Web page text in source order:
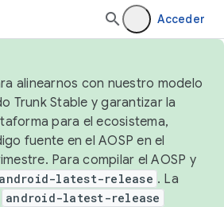
Acceder
alinearnos con nuestro modelo
Trunk Stable y garantizar la
para el ecosistema,
fuente en el AOSP en el
Para compilar el AOSP y
android-latest-release . La
android-latest-release